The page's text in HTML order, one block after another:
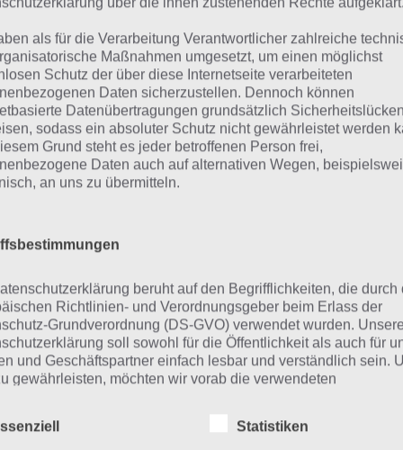
Handeln
Aufgaben und Rätsel im
im gleichen Level wie “Bild: Flohmarkt” befinden sich
fragt ein Teenager um Erlaubnis“. Klicke einfach auf
Lösung zu gelangen.
die Lösung nicht mehr aktuell sein sollte oder ein
fehlt, so teile uns die korrekten Lösungen einfach
als für die Verarbeitung Verantwortlicher zahlreiche
Maßnahmen umgesetzt, um einen möglichst
Schutz der über diese Internetseite verarbeiteten
Daten sicherzustellen. Dennoch können
Datenübertragungen grundsätzlich
sodass ein absoluter Schutz nicht gewährleistet werden
Grund steht es jeder betroffenen Person frei,
Daten auch auf alternativen Wegen,
an uns zu übermitteln.
beruht auf den Begrifflichkeiten, die durch
Richtlinien- und Verordnungsgeber beim Erlass der
Grundverordnung (DS-GVO) verwendet wurden. Unsere
soll sowohl für die Öffentlichkeit als auch für
und Geschäftspartner einfach lesbar und verständlich sein.
gewährleisten, möchten wir vorab die verwendeten
in dieser Datenschutzerklärung unter anderem die
Statistiken